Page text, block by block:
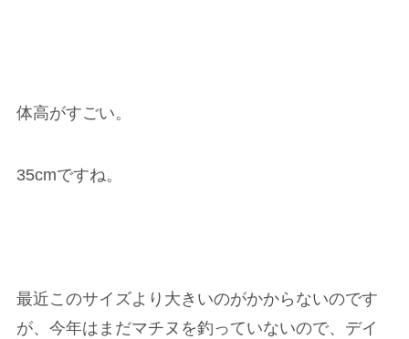
体高がすごい。
35cmですね。
最近このサイズより大きいのがかからないのです
が、今年はまだマチヌを釣っていないので、デイ